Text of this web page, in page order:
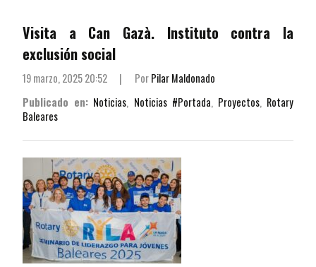
Visita a Can Gazà. Instituto contra la
exclusión social
19 marzo, 2025 20:52 | PorPilar Maldonado
Publicado en: Noticias, Noticias #Portada, Proyectos, Rotary
Baleares